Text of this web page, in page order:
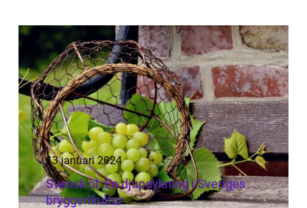
exponera vinet för luft kan dess
karaktärsdrag...
13 januari 2024
Svensk öl: En djupdykning i Sveriges
bryggerikultur